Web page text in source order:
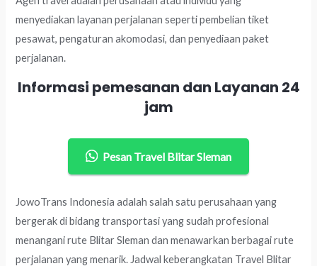
menyediakan layanan perjalanan seperti pembelian tiket
pesawat, pengaturan akomodasi, dan penyediaan paket
perjalanan.
Informasi pemesanan dan Layanan 24
jam
Pesan Travel Blitar Sleman
JowoTrans Indonesia adalah salah satu perusahaan yang
bergerak di bidang transportasi yang sudah profesional
menangani rute Blitar Sleman dan menawarkan berbagai rute
perjalanan yang menarik. Jadwal keberangkatan Travel Blitar